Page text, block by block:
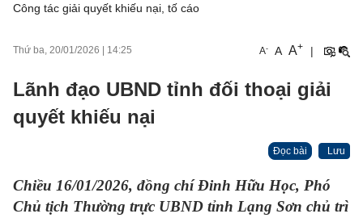
Công tác giải quyết khiếu nại, tố cáo
Thứ ba, 20/01/2026 14:25 A- A A+ |
Lãnh đạo UBND tỉnh đối thoại giải
quyết khiếu nại
Đọc bài Lưu
Chiều 16/01/2026, đồng chí Đinh Hữu Học, Phó
Chủ tịch Thường trực UBND tỉnh Lạng Sơn chủ trì